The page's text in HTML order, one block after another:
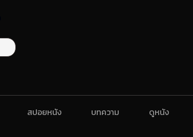
สปอยหนัง บทความ ดูหนัง